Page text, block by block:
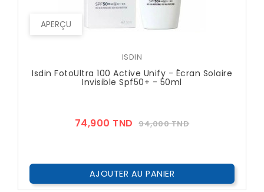
APERÇU
ISDIN
Isdin FotoUltra 100 Active Unify - Écran Solaire
Invisible Spf50+ - 50ml
74,900 TND Prix
94,000 TNDPrix
AJOUTER AU PANIER